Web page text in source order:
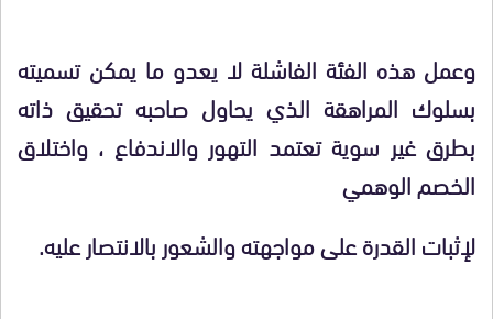
وعمل هذه الفئة الفاشلة لا يعدو ما يمكن تسميته
بسلوك المراهقة الذي يحاول صاحبه تحقيق ذاته
بطرق غير سوية تعتمد التهور والاندفاع ، واختلاق
الخصم الوهمي
لإثبات القدرة على مواجهته والشعور بالانتصار عليه.